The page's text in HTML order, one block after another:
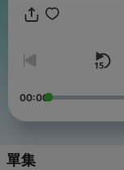
00:00
單集